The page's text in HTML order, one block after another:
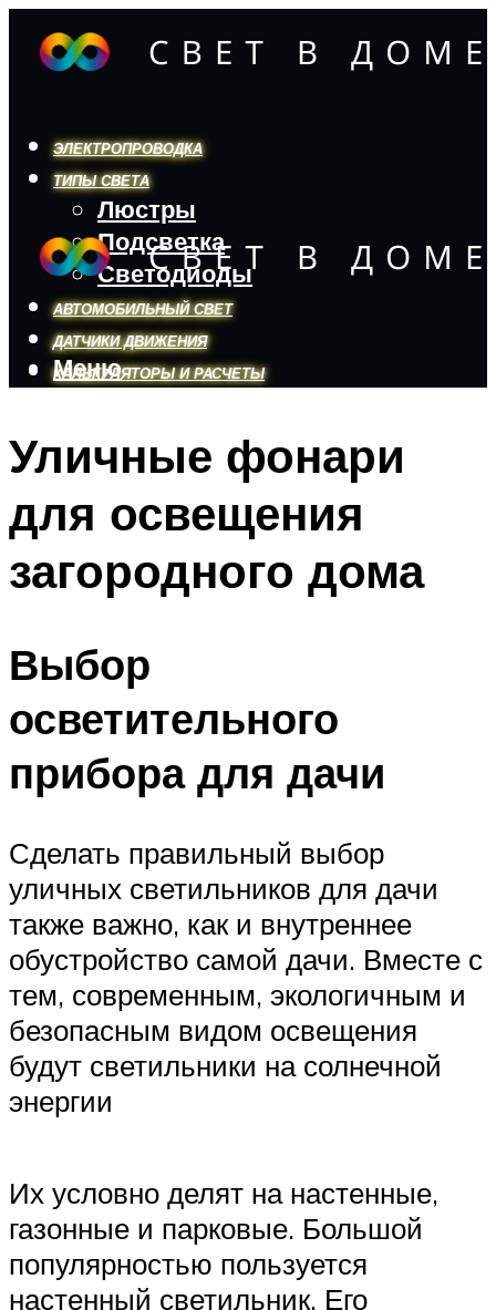
ЭЛЕКТРОПРОВОДКА
ТИПЫ СВЕТА
Люстры
Подсветка
Светодиоды
АВТОМОБИЛЬНЫЙ СВЕТ
ДАТЧИКИ ДВИЖЕНИЯ
КАЛЬКУЛЯТОРЫ И РАСЧЕТЫ
Меню
Меню
Уличные фонари
для освещения
загородного дома
Выбор
осветительного
прибора для дачи
Сделать правильный выбор
уличных светильников для дачи
также важно, как и внутреннее
обустройство самой дачи. Вместе с
тем, современным, экологичным и
безопасным видом освещения
будут светильники на солнечной
энергии
Их условно делят на настенные,
газонные и парковые. Большой
популярностью пользуется
настенный светильник. Его